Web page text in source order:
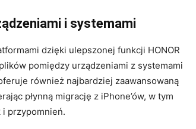
i systemami
dzięki ulepszonej funkcji HONOR
pomiędzy urządzeniami z systemami
również najbardziej zaawansowaną
płynną migrację z iPhone’ów, w tym
i przypomnień.